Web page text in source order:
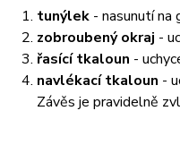
tunýlek - nasunutí na
zobroubený okraj -
řasící tkaloun -
navlékací tkaloun -
Závěs je pravidelně